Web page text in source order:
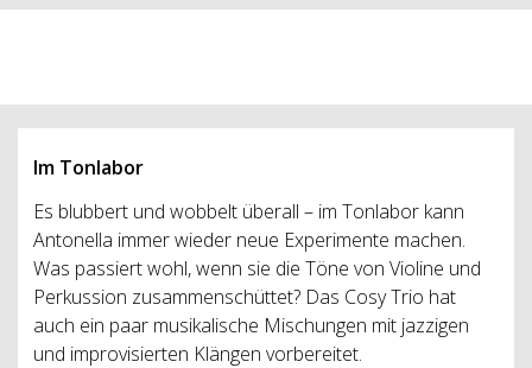
Im Tonlabor
Es blubbert und wobbelt überall – im Tonlabor kann
Antonella immer wieder neue Experimente machen.
Was passiert wohl, wenn sie die Töne von Violine und
Perkussion zusammenschüttet? Das Cosy Trio hat
auch ein paar musikalische Mischungen mit jazzigen
und improvisierten Klängen vorbereitet.